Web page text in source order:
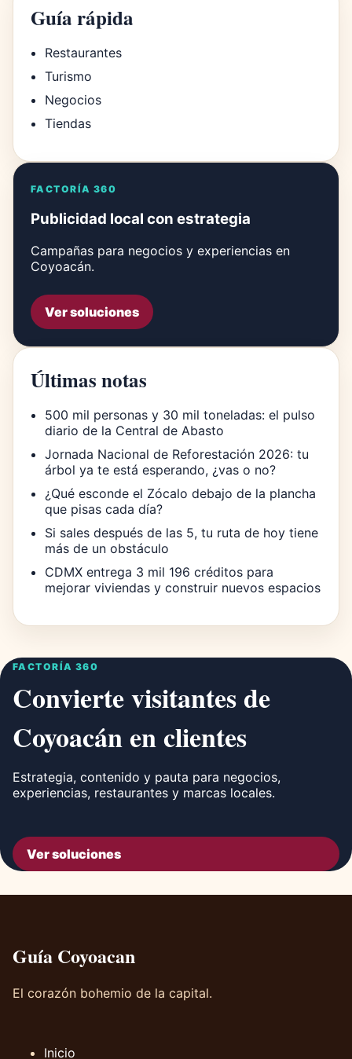
Guía rápida
Restaurantes
Turismo
Negocios
Tiendas
FACTORÍA 360
Publicidad local con estrategia
Campañas para negocios y experiencias en
Coyoacán.
Ver soluciones
Últimas notas
500 mil personas y 30 mil toneladas: el pulso
diario de la Central de Abasto
Jornada Nacional de Reforestación 2026: tu
árbol ya te está esperando, ¿vas o no?
¿Qué esconde el Zócalo debajo de la plancha
que pisas cada día?
Si sales después de las 5, tu ruta de hoy tiene
más de un obstáculo
CDMX entrega 3 mil 196 créditos para
mejorar viviendas y construir nuevos espacios
FACTORÍA 360
Convierte visitantes de
Coyoacán en clientes
Estrategia, contenido y pauta para negocios,
experiencias, restaurantes y marcas locales.
Ver soluciones
Guía Coyoacan
El corazón bohemio de la capital.
Inicio